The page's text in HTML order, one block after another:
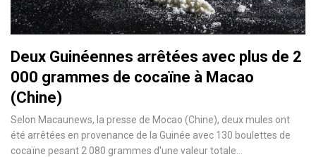
Deux Guinéennes arrêtées avec plus de 2
000 grammes de cocaïne à Macao
(Chine)
Selon Macaunews, la presse de Mocao (Chine), deux mules ont
été arrêtées en provenance de la Guinée avec 130 boulettes de
cocaïne pesant 2 080 grammes d'une valeur totale